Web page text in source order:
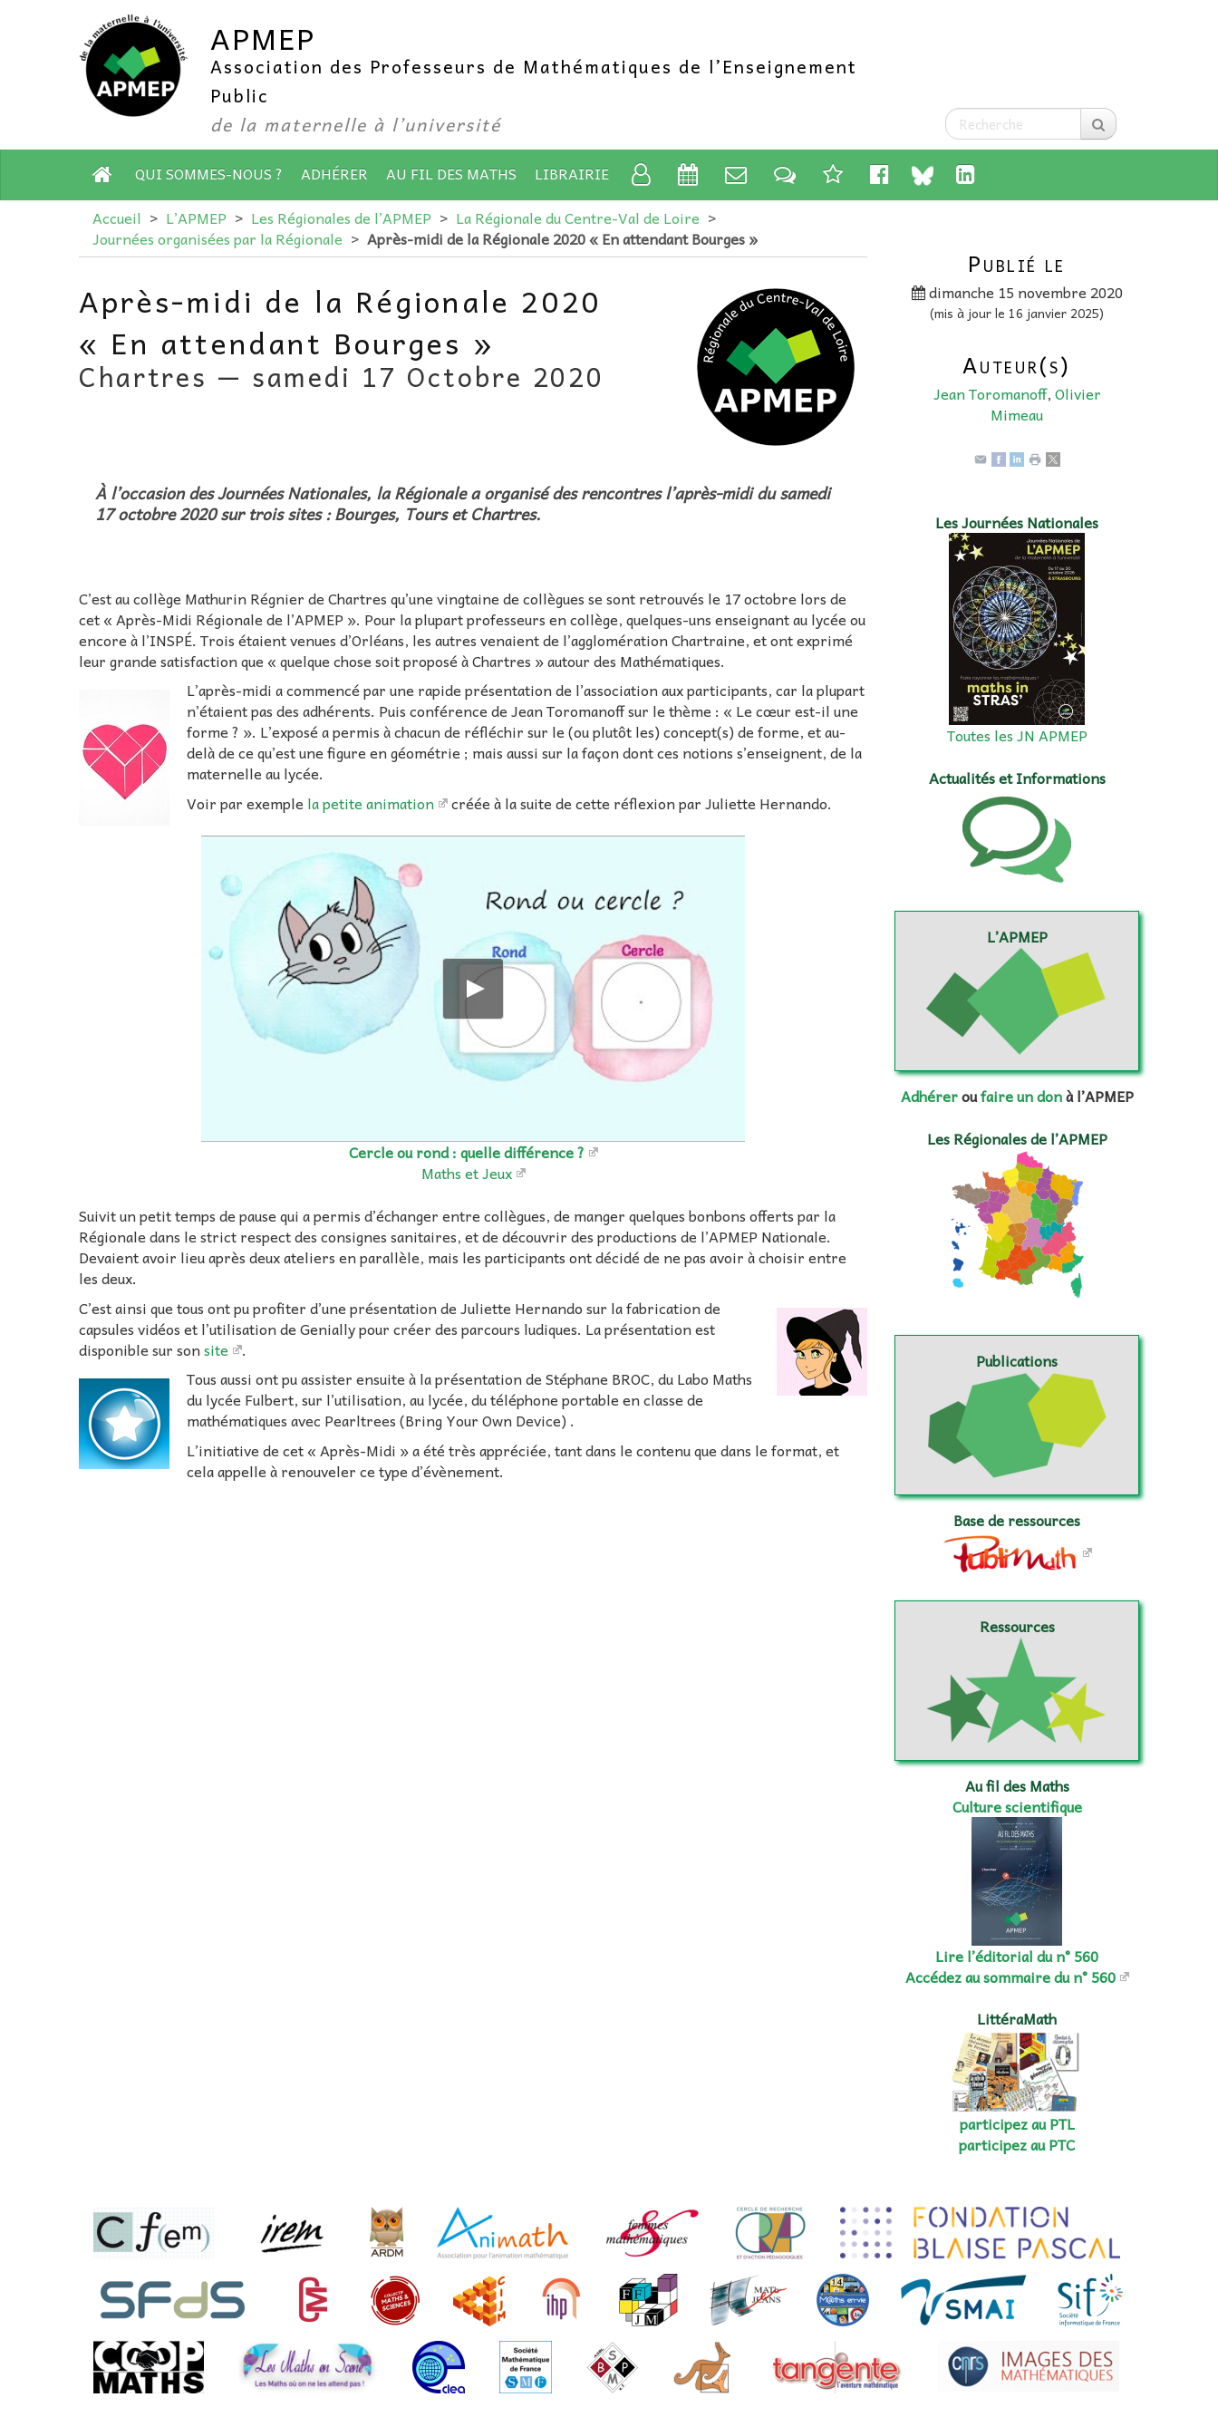
APMEP
Association des Professeurs de Mathématiques de l’Enseignement
Public
de la maternelle à l’université
QUI SOMMES-NOUS ? ADHÉRER AU FIL DES MATHS
LIBRAIRIE
Accueil > L’APMEP > Les Régionales de l’APMEP > La Régionale du Centre-Val de Loire >
Journées organisées par la Régionale > Après-midi de la Régionale 2020 « En attendant Bourges »
Après-midi de la Régionale 2020
« En attendant Bourges »
Chartres — samedi 17 Octobre 2020
À l’occasion des Journées Nationales, la Régionale a organisé des rencontres l’après-midi du samedi
17 octobre 2020 sur trois sites : Bourges, Tours et Chartres.
C’est au collège Mathurin Régnier de Chartres qu’une vingtaine de collègues se sont retrouvés le 17 octobre lors de
cet « Après-Midi Régionale de l’APMEP ». Pour la plupart professeurs en collège, quelques-uns enseignant au lycée ou
encore à l’INSPÉ. Trois étaient venues d’Orléans, les autres venaient de l’agglomération Chartraine, et ont exprimé
leur grande satisfaction que « quelque chose soit proposé à Chartres » autour des Mathématiques.
L’après-midi a commencé par une rapide présentation de l’association aux participants, car la plupart
n’étaient pas des adhérents. Puis conférence de Jean Toromanoff sur le thème : « Le cœur est-il une
forme ? ». L’exposé a permis à chacun de réfléchir sur le (ou plutôt les) concept(s) de forme, et au-
delà de ce qu’est une figure en géométrie ; mais aussi sur la façon dont ces notions s’enseignent, de la
maternelle au lycée.
Voir par exemple la petite animation créée à la suite de cette réflexion par Juliette Hernando.
Cercle ou rond : quelle différence ?
Maths et Jeux
Suivit un petit temps de pause qui a permis d’échanger entre collègues, de manger quelques bonbons offerts par la
Régionale dans le strict respect des consignes sanitaires, et de découvrir des productions de l’APMEP Nationale.
Devaient avoir lieu après deux ateliers en parallèle, mais les participants ont décidé de ne pas avoir à choisir entre
les deux.
C’est ainsi que tous ont pu profiter d’une présentation de Juliette Hernando sur la fabrication de
capsules vidéos et l’utilisation de Genially pour créer des parcours ludiques. La présentation est
disponible sur sonsite
.
Tous aussi ont pu assister ensuite à la présentation de Stéphane BROC, du Labo Maths
du lycée Fulbert, sur l’utilisation, au lycée, du téléphone portable en classe de
mathématiques avec Pearltrees (Bring Your Own Device) .
L’initiative de cet « Après-Midi » a été très appréciée, tant dans le contenu que dans le format, et
cela appelle à renouveler ce type d’évènement.
Publié le
dimanche 15 novembre 2020
(mis à jour le 16 janvier 2025)
Auteur(s)
Jean Toromanoff,Olivier
Mimeau
Les Journées Nationales
Toutes les JN APMEP
Actualités et Informations
L’APMEP
Adhéreroufaire un donà l’APMEP
Les Régionales de l’APMEP
Publications
Base de ressources
Ressources
Au fil des Maths
Culture scientifique
Lire l’éditorial du n° 560
Accédez au sommaire du n° 560
LittéraMath
participez au PTL
participez au PTC